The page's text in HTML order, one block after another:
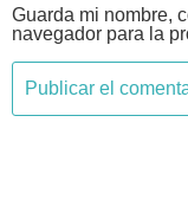
Guarda mi nombre,
navegador para la